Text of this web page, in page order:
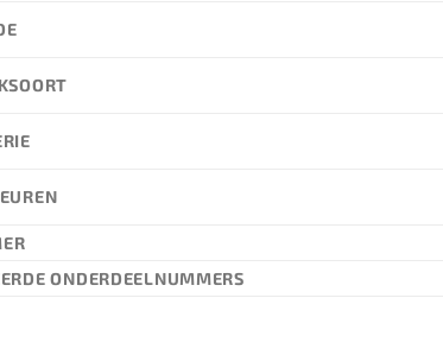
ONDERDEELNUMMERS